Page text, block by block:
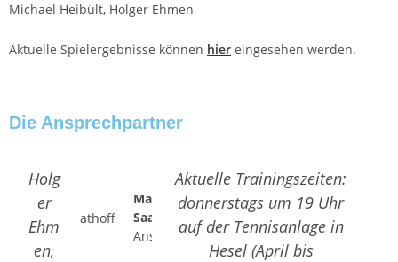
Michael Heibült, Holger Ehmen
Aktuelle Spielergebnisse können hier eingesehen werden.
Die Ansprechpartner
Holg
er
Ehm
en,
Manfred
Saathoff
Ansprechpartner
Aktuelle Trainingszeiten:
donnerstags um 19 Uhr
auf der Tennisanlage in
Hesel (April bis